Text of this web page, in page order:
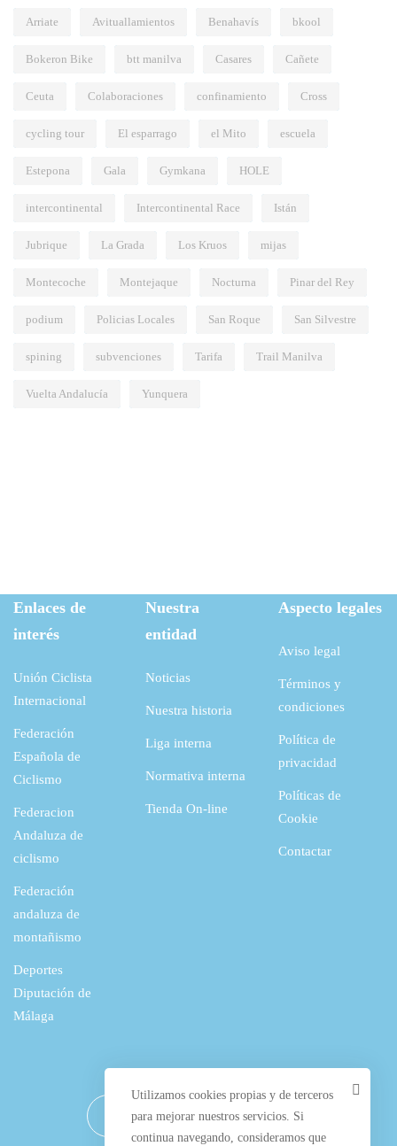
Arriate Avituallamientos Benahavís bkool
Bokeron Bike btt manilva Casares Cañete
Ceuta Colaboraciones confinamiento Cross
cycling tour El esparrago el Mito escuela
Estepona Gala Gymkana HOLE
intercontinental Intercontinental Race Istán
Jubrique La Grada Los Kruos mijas
Montecoche Montejaque Nocturna Pinar del Rey
podium Policias Locales San Roque San Silvestre
spining subvenciones Tarifa Trail Manilva
Vuelta Andalucía Yunquera
Enlaces de
interés
Unión Ciclista
Internacional
Federación
Española de
Ciclismo
Federacion
Andaluza de
ciclismo
Federación
andaluza de
montañismo
Deportes
Diputación de
Málaga
Nuestra
entidad
Noticias
Nuestra historia
Liga interna
Normativa interna
Tienda On-line
Aspecto legales
Aviso legal
Términos y
condiciones
Política de
privacidad
Políticas de
Cookie
Contactar
Utilizamos cookies propias y de terceros
para mejorar nuestros servicios. Si
continua navegando, consideramos que